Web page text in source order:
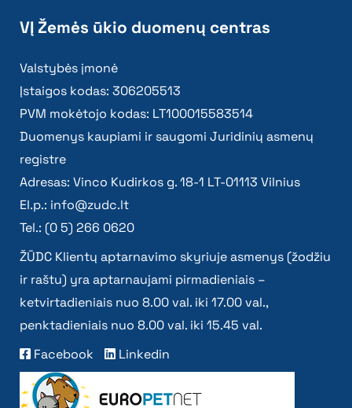
VĮ Žemės ūkio duomenų centras
Valstybės įmonė
Įstaigos kodas: 306205513
PVM mokėtojo kodas: LT100015583514
Duomenys kaupiami ir saugomi Juridinių asmenų
registre
Adresas: Vinco Kudirkos g. 18-1 LT-01113 Vilnius
El.p.: info@zudc.lt
Tel.: (0 5) 266 0620
ŽŪDC Klientų aptarnavimo skyriuje asmenys (žodžiu
ir raštu) yra aptarnaujami pirmadieniais –
ketvirtadieniais nuo 8.00 val. iki 17.00 val.,
penktadieniais nuo 8.00 val. iki 15.45 val.
Facebook
Linkedin